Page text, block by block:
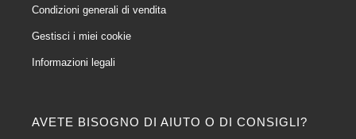
AVETE BISOGNO DI AIUTO O DI CONSIGLI?
Condizioni generali di vendita
Gestisci i miei cookie
Informazioni legali